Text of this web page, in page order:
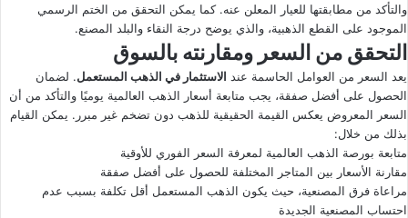
والتأكد من مطابقتها للعيار المعلن عنه. كما يمكن التحقق من الختم الرسمي
الموجود على القطع الذهبية، والذي يوضح درجة النقاء والبلد المصنع.
التحقق من السعر ومقارنته بالسوق
يعد السعر من العوامل الحاسمة عند الاستثمار في الذهب المستعمل. لضمان
الحصول على أفضل صفقة، يجب متابعة أسعار الذهب العالمية يوميًا والتأكد من أن
السعر المعروض يعكس القيمة الحقيقية للذهب دون تضخم غير مبرر. يمكن القيام
بذلك من خلال:
متابعة بورصة الذهب العالمية لمعرفة السعر الفوري للأوقية
مقارنة الأسعار بين المتاجر المختلفة للحصول على أفضل صفقة
مراعاة فرق المصنعية، حيث يكون الذهب المستعمل أقل تكلفة بسبب عدم
احتساب المصنعية الجديدة